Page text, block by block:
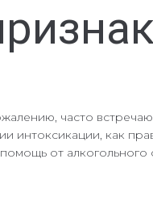
часто
интоксикации, как
от алкогольного